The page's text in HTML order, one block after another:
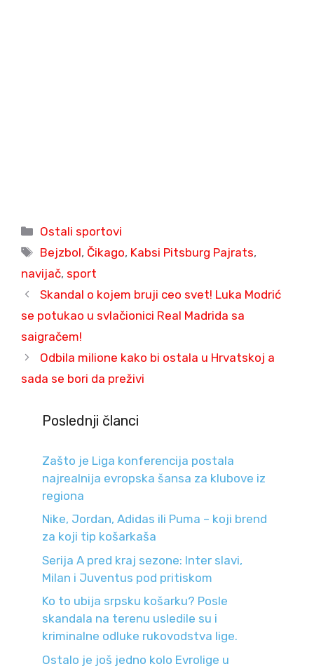
Categories
Ostali sportovi
Tags
Bejzbol, Čikago, Kabsi Pitsburg Pajrats,
navijač, sport
Skandal o kojem bruji ceo svet! Luka Modrić
se potukao u svlačionici Real Madrida sa
saigračem!
Odbila milione kako bi ostala u Hrvatskoj a
sada se bori da preživi
Poslednji članci
Zašto je Liga konferencija postala
najrealnija evropska šansa za klubove iz
regiona
Nike, Jordan, Adidas ili Puma – koji brend
za koji tip košarkaša
Serija A pred kraj sezone: Inter slavi,
Milan i Juventus pod pritiskom
Ko to ubija srpsku košarku? Posle
skandala na terenu usledile su i
kriminalne odluke rukovodstva lige.
Ostalo je još jedno kolo Evrolige u